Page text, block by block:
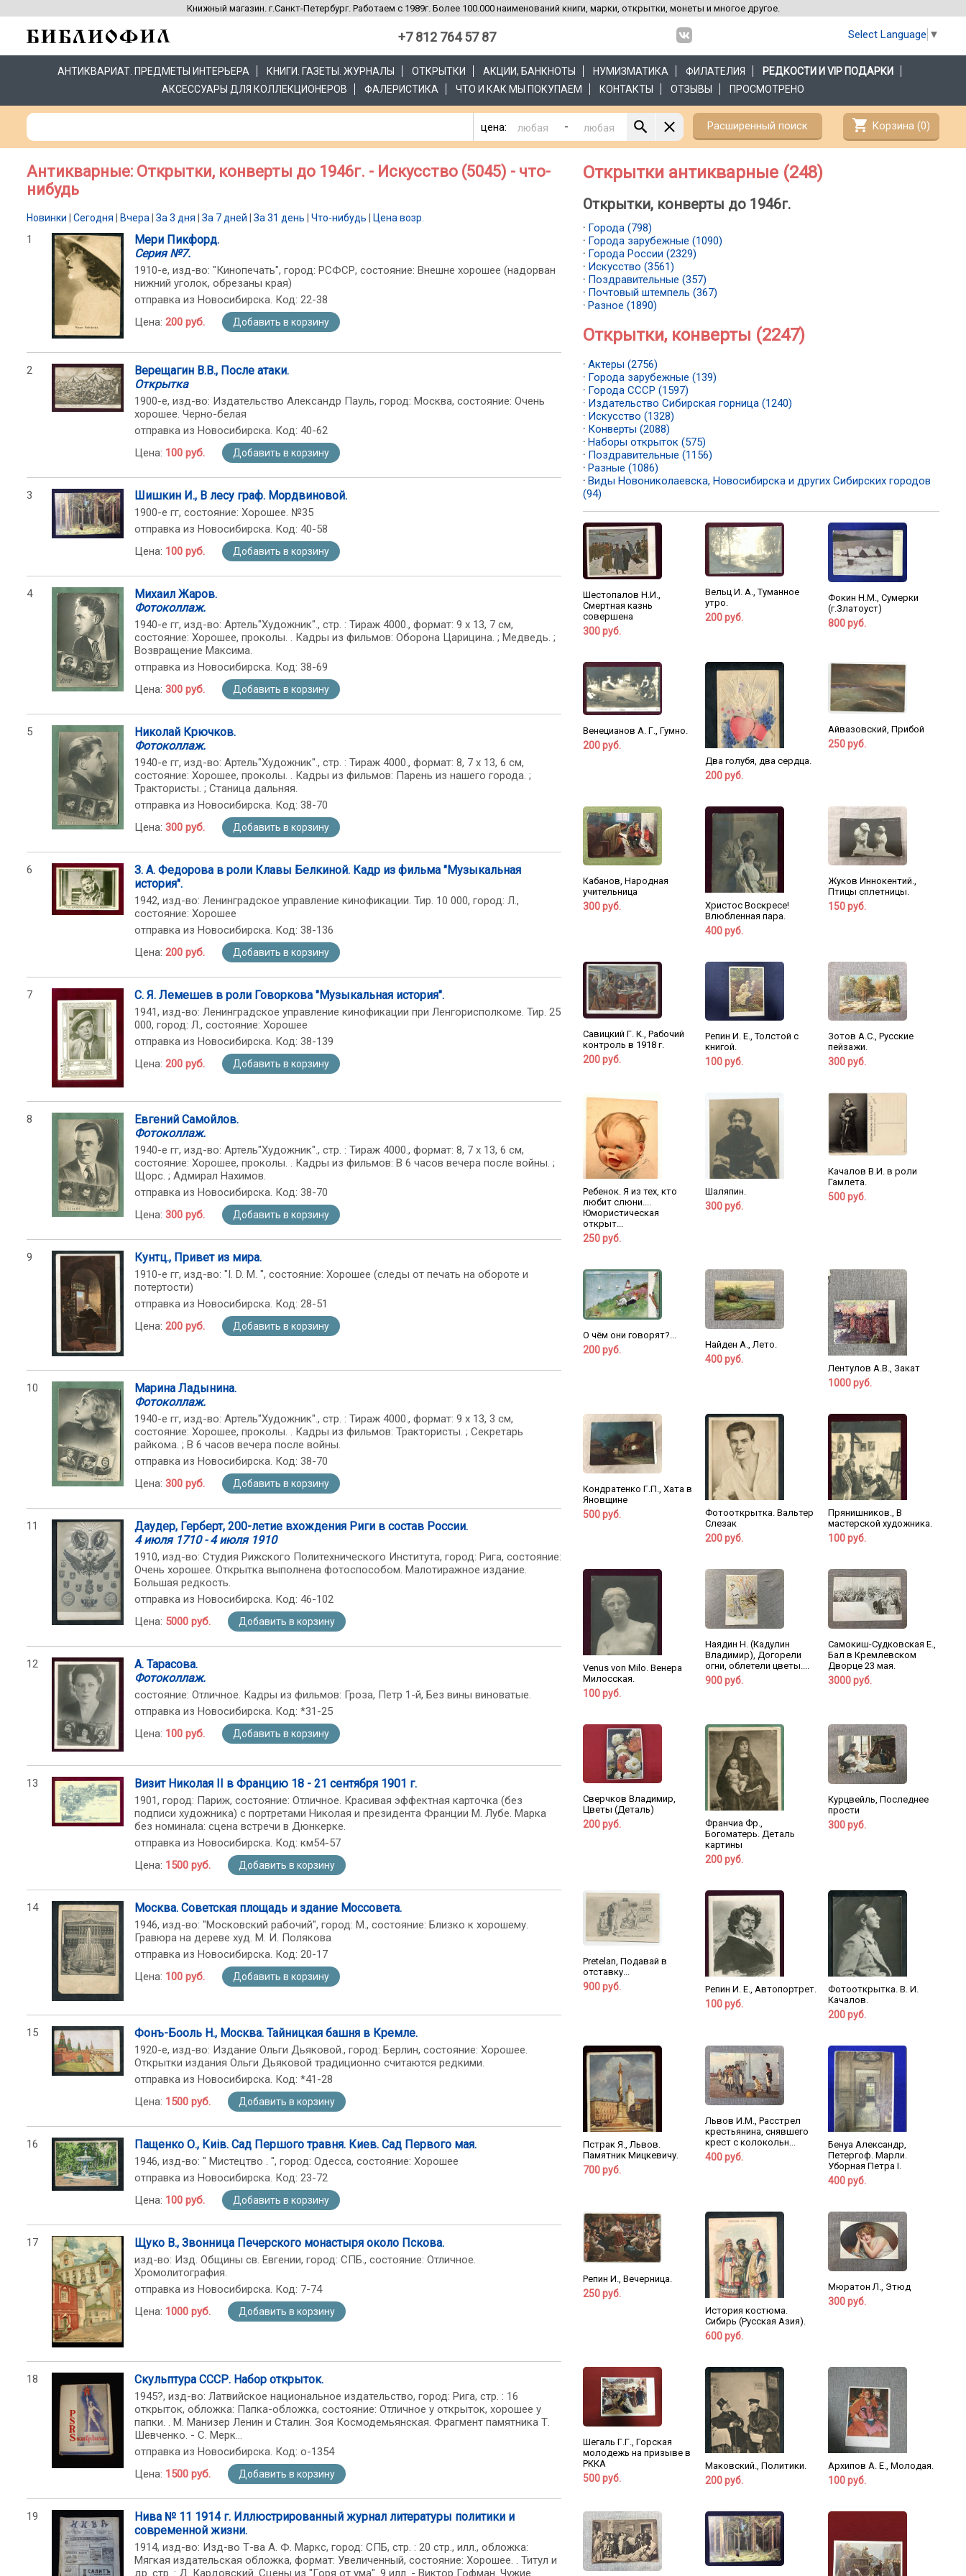
Книжный магазин. г.Санкт-Петербург. Работаем с 1989г. Более 100.000 наименований книги, марки, открытки, монеты и многое другое.
+7 812 764 57 87 Select Language ▼
АНТИКВАРИАТ. ПРЕДМЕТЫ ИНТЕРЬЕРА КНИГИ. ГАЗЕТЫ. ЖУРНАЛЫ ОТКРЫТКИ АКЦИИ, БАНКНОТЫ НУМИЗМАТИКА ФИЛАТЕЛИЯ
РЕДКОСТИ И VIP ПОДАРКИ
АКСЕССУАРЫ ДЛЯ КОЛЛЕКЦИОНЕРОВ
ФАЛЕРИСТИКА ЧТО И КАК МЫ ПОКУПАЕМ КОНТАКТЫ ОТЗЫВЫ ПРОСМОТРЕНО
цена: - Расширенный поиск shopping_cart Корзина (0)
Антикварные: Открытки, конверты до 1946г. - Искусство (5045) - что-
нибудь
Новинки Сегодня Вчера За 3 дня За 7 дней За 31 день Что-нибудь Цена возр.
1
Мери Пикфорд.
Серия №7.
1910-е, изд-во: "Кинопечать", город: РСФСР, состояние: Внешне хорошее (надорван
нижний уголок, обрезаны края)
отправка из Новосибирска. Код: 22-38
Цена: 200 руб. Добавить в корзину
2
Верещагин В.В., После атаки.
Открытка
1900-е, изд-во: Издательство Александр Пауль, город: Москва, состояние: Очень
хорошее. Черно-белая
отправка из Новосибирска. Код: 40-62
Цена: 100 руб. Добавить в корзину
3 Шишкин И., В лесу граф. Мордвиновой.
1900-е гг, состояние: Хорошее. №35
отправка из Новосибирска. Код: 40-58
Цена: 100 руб. Добавить в корзину
4
Михаил Жаров.
Фотоколлаж.
1940-е гг, изд-во: Артель"Художник"., стр. : Тираж 4000., формат: 9 х 13, 7 см,
состояние: Хорошее, проколы. . Кадры из фильмов: Оборона Царицина. ; Медведь. ;
Возвращение Максима.
отправка из Новосибирска. Код: 38-69
Цена: 300 руб. Добавить в корзину
5
Николай Крючков.
Фотоколлаж.
1940-е гг, изд-во: Артель"Художник"., стр. : Тираж 4000., формат: 8, 7 х 13, 6 см,
состояние: Хорошее, проколы. . Кадры из фильмов: Парень из нашего города. ;
Трактористы. ; Станица дальняя.
отправка из Новосибирска. Код: 38-70
Цена: 300 руб. Добавить в корзину
6
З. А. Федорова в роли Клавы Белкиной. Кадр из фильма "Музыкальная
история".
1942, изд-во: Ленинградское управление кинофикации. Тир. 10 000, город: Л.,
состояние: Хорошее
отправка из Новосибирска. Код: 38-136
Цена: 200 руб. Добавить в корзину
7 С. Я. Лемешев в роли Говоркова "Музыкальная история".
1941, изд-во: Ленинградское управление кинофикации при Ленгорисполкоме. Тир. 25
000, город: Л., состояние: Хорошее
отправка из Новосибирска. Код: 38-139
Цена: 200 руб. Добавить в корзину
8
Евгений Самойлов.
Фотоколлаж.
1940-е гг, изд-во: Артель"Художник"., стр. : Тираж 4000., формат: 8, 7 х 13, 6 см,
состояние: Хорошее, проколы. . Кадры из фильмов: В 6 часов вечера после войны. ;
Щорс. ; Адмирал Нахимов.
отправка из Новосибирска. Код: 38-70
Цена: 300 руб. Добавить в корзину
9 Кунтц., Привет из мира.
1910-е гг, изд-во: "I. D. M. ", состояние: Хорошее (следы от печать на обороте и
потертости)
отправка из Новосибирска. Код: 28-51
Цена: 200 руб. Добавить в корзину
10
Марина Ладынина.
Фотоколлаж.
1940-е гг, изд-во: Артель"Художник"., стр. : Тираж 4000., формат: 9 х 13, 3 см,
состояние: Хорошее, проколы. . Кадры из фильмов: Трактористы. ; Секретарь
райкома. ; В 6 часов вечера после войны.
отправка из Новосибирска. Код: 38-70
Цена: 300 руб. Добавить в корзину
11
Даудер, Герберт, 200-летие вхождения Риги в состав России.
4 июля 1710 - 4 июля 1910
1910, изд-во: Студия Рижского Политехнического Института, город: Рига, состояние:
Очень хорошее. Открытка выполнена фотоспособом. Малотиражное издание.
Большая редкость.
отправка из Новосибирска. Код: 46-102
Цена: 5000 руб. Добавить в корзину
12
А. Тарасова.
Фотоколлаж.
состояние: Отличное. Кадры из фильмов: Гроза, Петр 1-й, Без вины виноватые.
отправка из Новосибирска. Код: *31-25
Цена: 100 руб. Добавить в корзину
13 Визит Николая II в Францию 18 - 21 сентября 1901 г.
1901, город: Париж, состояние: Отличное. Красивая эффектная карточка (без
подписи художника) с портретами Николая и президента Франции М. Лубе. Марка
без номинала: сцена встречи в Дюнкерке.
отправка из Новосибирска. Код: км54-57
Цена: 1500 руб. Добавить в корзину
14 Москва. Советская площадь и здание Моссовета.
1946, изд-во: "Московский рабочий", город: М., состояние: Близко к хорошему.
Гравюра на дереве худ. М. И. Полякова
отправка из Новосибирска. Код: 20-17
Цена: 100 руб. Добавить в корзину
15 Фонъ-Бооль Н., Москва. Тайницкая башня в Кремле.
1920-е, изд-во: Издание Ольги Дьяковой., город: Берлин, состояние: Хорошее.
Открытки издания Ольги Дьяковой традиционно считаются редкими.
отправка из Новосибирска. Код: *41-28
Цена: 1500 руб. Добавить в корзину
16 Пащенко О., Киiв. Сад Першого травня. Киев. Сад Первого мая.
1946, изд-во: " Мистецтво . ", город: Одесса, состояние: Хорошее
отправка из Новосибирска. Код: 23-72
Цена: 100 руб. Добавить в корзину
17 Щуко В., Звонница Печерского монастыря около Пскова.
изд-во: Изд. Общины св. Евгении, город: СПБ., состояние: Отличное.
Хромолитография.
отправка из Новосибирска. Код: 7-74
Цена: 1000 руб. Добавить в корзину
18 Скульптура СССР. Набор открыток.
1945?, изд-во: Латвийское национальное издательство, город: Рига, стр. : 16
открыток, обложка: Папка-обложка, состояние: Отличное у открыток, хорошее у
папки. . М. Манизер Ленин и Сталин. Зоя Космодемьянская. Фрагмент памятника Т.
Шевченко. - С. Мерк...
отправка из Новосибирска. Код: o-1354
Цена: 1500 руб. Добавить в корзину
19
Нива № 11 1914 г. Иллюстрированный журнал литературы политики и
современной жизни.
1914, изд-во: Изд-во Т-ва А. Ф. Маркс, город: СПБ, стр. : 20 стр., илл., обложка:
Мягкая издательская обложка, формат: Увеличенный, состояние: Хорошее. . Титул и
др. стр. : Д. Кардовский. Сцены из "Горя от ума". 9 илл. - Виктор Гофман. Чужие.
Открытки антикварные (248)
Открытки, конверты до 1946г.
· Города (798)
· Города зарубежные (1090)
· Города России (2329)
· Искусство (3561)
· Поздравительные (357)
· Почтовый штемпель (367)
· Разное (1890)
Открытки, конверты (2247)
· Актеры (2756)
· Города зарубежные (139)
· Города СССР (1597)
· Издательство Сибирская горница (1240)
· Искусство (1328)
· Конверты (2088)
· Наборы открыток (575)
· Поздравительные (1156)
· Разные (1086)
· Виды Новониколаевска, Новосибирска и других Сибирских городов
(94)
Шестопалов Н.И.,
Смертная казнь
совершена
300 руб.
Вельц И. А., Туманное
утро.
200 руб.
Фокин Н.М., Сумерки
(г.Златоуст)
800 руб.
Венецианов А. Г., Гумно.
200 руб.
Два голубя, два сердца.
200 руб.
Айвазовский, Прибой
250 руб.
Кабанов, Народная
учительница
300 руб.
Христос Воскресе!
Влюбленная пара.
400 руб.
Жуков Иннокентий.,
Птицы сплетницы.
150 руб.
Савицкий Г. К., Рабочий
контроль в 1918 г.
200 руб.
Репин И. Е., Толстой с
книгой.
100 руб.
Зотов А.С., Русские
пейзажи.
300 руб.
Ребенок. Я из тех, кто
любит слюни....
Юмористическая
открыт...
250 руб.
Шаляпин.
300 руб.
Качалов В.И. в роли
Гамлета.
500 руб.
О чём они говорят?...
200 руб. Найден А., Лето.
400 руб.
Лентулов А.В., Закат
1000 руб.
Кондратенко Г.П., Хата в
Яновщине
500 руб.
Фотооткрытка. Вальтер
Слезак
200 руб.
Прянишников., В
мастерской художника.
100 руб.
Venus von Milo. Венера
Милосская.
100 руб.
Наядин Н. (Кадулин
Владимир), Догорели
огни, облетели цветы....
900 руб.
Самокиш-Судковская Е.,
Бал в Кремлевском
Дворце 23 мая.
3000 руб.
Сверчков Владимир,
Цветы (Деталь)
200 руб.
Франчиа Фр.,
Богоматерь. Деталь
картины
200 руб.
Курцвейль, Последнее
прости
300 руб.
Pretelan, Подавай в
отставку...
900 руб. Репин И. Е., Автопортрет.
100 руб.
Фотооткрытка. В. И.
Качалов.
200 руб.
Пстрак Я., Львов.
Памятник Мицкевичу.
700 руб.
Львов И.М., Расстрел
крестьянина, снявшего
крест с колокольн...
400 руб.
Бенуа Александр,
Петергоф. Марли.
Уборная Петра I.
400 руб.
Репин И., Вечерница.
250 руб.
История костюма.
Сибирь (Русская Азия).
600 руб.
Мюратон Л., Этюд
300 руб.
Шегаль Г.Г., Горская
молодежь на призыве в
РККА
500 руб.
Маковский., Политики.
200 руб.
Архипов А. Е., Молодая.
100 руб.